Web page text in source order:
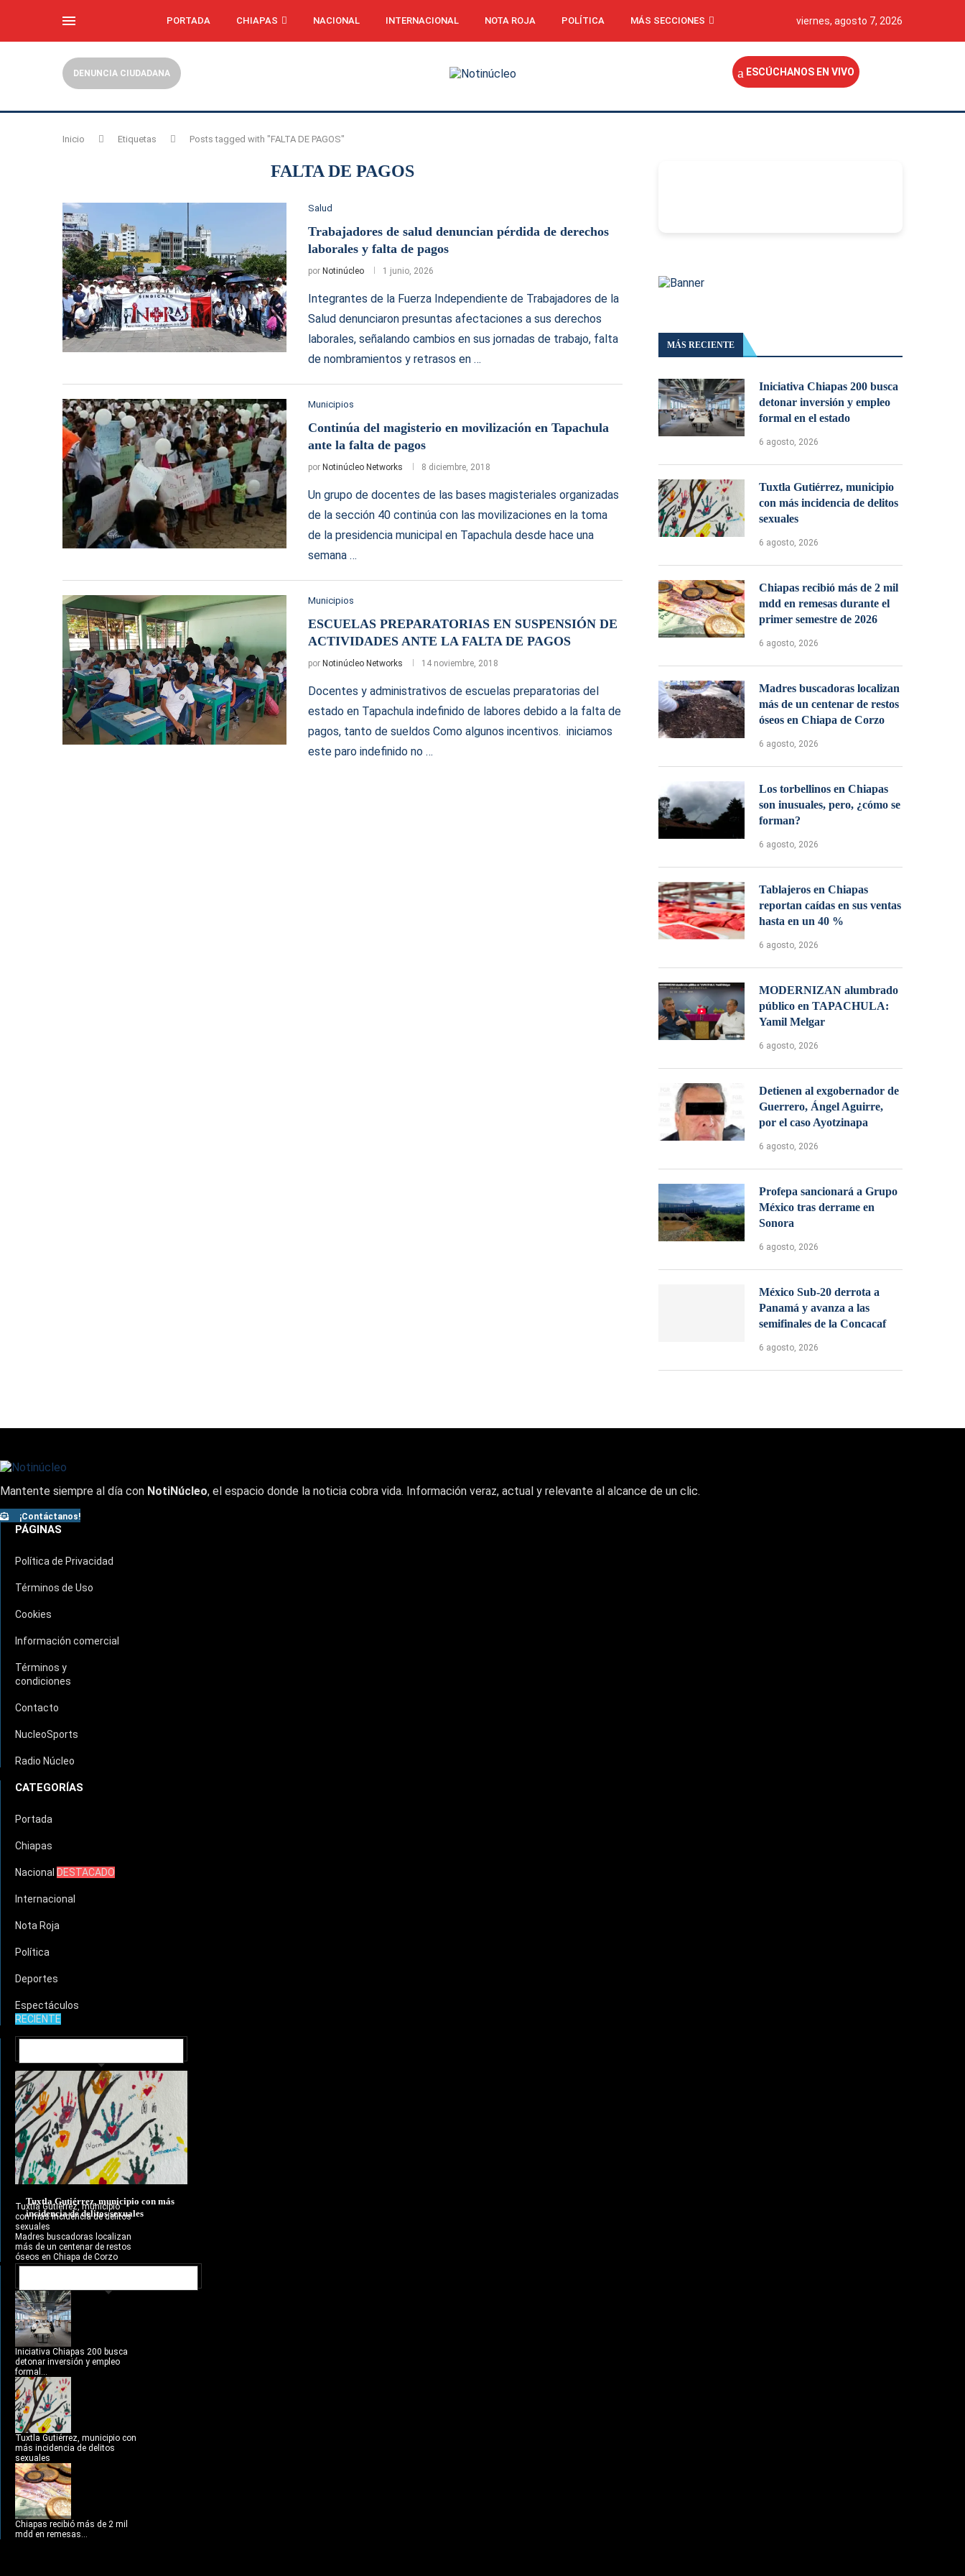
PORTADA CHIAPAS NACIONAL INTERNACIONAL NOTA ROJA POLÍTICA MÁS SECCIONES viernes, agosto 7, 2026
DENUNCIA CIUDADANA ESCÚCHANOS EN VIVO
Inicio Etiquetas Posts tagged with "FALTA DE PAGOS"
FALTA DE PAGOS
Salud
Trabajadores de salud denuncian pérdida de derechos
laborales y falta de pagos
por Notinúcleo 1 junio, 2026
Integrantes de la Fuerza Independiente de Trabajadores de la
Salud denunciaron presuntas afectaciones a sus derechos
laborales, señalando cambios en sus jornadas de trabajo, falta
de nombramientos y retrasos en …
Municipios
Continúa del magisterio en movilización en Tapachula
ante la falta de pagos
por Notinúcleo Networks 8 diciembre, 2018
Un grupo de docentes de las bases magisteriales organizadas
de la sección 40 continúa con las movilizaciones en la toma
de la presidencia municipal en Tapachula desde hace una
semana …
Municipios
ESCUELAS PREPARATORIAS EN SUSPENSIÓN DE
ACTIVIDADES ANTE LA FALTA DE PAGOS
por Notinúcleo Networks 14 noviembre, 2018
Docentes y administrativos de escuelas preparatorias del
estado en Tapachula indefinido de labores debido a la falta de
pagos, tanto de sueldos Como algunos incentivos. iniciamos
este paro indefinido no …
MÁS RECIENTE
Iniciativa Chiapas 200 busca
detonar inversión y empleo
formal en el estado
6 agosto, 2026
Tuxtla Gutiérrez, municipio
con más incidencia de delitos
sexuales
6 agosto, 2026
Chiapas recibió más de 2 mil
mdd en remesas durante el
primer semestre de 2026
6 agosto, 2026
Madres buscadoras localizan
más de un centenar de restos
óseos en Chiapa de Corzo
6 agosto, 2026
Los torbellinos en Chiapas
son inusuales, pero, ¿cómo se
forman?
6 agosto, 2026
Tablajeros en Chiapas
reportan caídas en sus ventas
hasta en un 40 %
6 agosto, 2026
MODERNIZAN alumbrado
público en TAPACHULA:
Yamil Melgar
6 agosto, 2026
Detienen al exgobernador de
Guerrero, Ángel Aguirre,
por el caso Ayotzinapa
6 agosto, 2026
Profepa sancionará a Grupo
México tras derrame en
Sonora
6 agosto, 2026
México Sub-20 derrota a
Panamá y avanza a las
semifinales de la Concacaf
6 agosto, 2026
Mantente siempre al día con NotiNúcleo, el espacio donde la noticia cobra vida. Información veraz, actual y relevante al alcance de un clic.
¡Contáctanos!
PÁGINAS
Política de Privacidad
Términos de Uso
Cookies
Información comercial
Términos y
condiciones
Contacto
NucleoSports
Radio Núcleo
CATEGORÍAS
Portada
Chiapas
Nacional DESTACADO
Internacional
Nota Roja
Política
Deportes
Espectáculos
RECIENTE
Tuxtla Gutiérrez, municipio con más
incidencia de delitos sexuales
Tuxtla Gutiérrez, municipio
con más incidencia de delitos
sexuales
Madres buscadoras localizan
más de un centenar de restos
óseos en Chiapa de Corzo
Iniciativa Chiapas 200 busca
detonar inversión y empleo
formal...
Tuxtla Gutiérrez, municipio con
más incidencia de delitos
sexuales
Chiapas recibió más de 2 mil
mdd en remesas...